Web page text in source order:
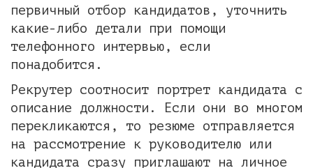
первичный отбор кандидатов, уточнить
какие-либо детали при помощи
телефонного интервью, если
понадобится.
Рекрутер соотносит портрет кандидата с
описание должности. Если они во многом
перекликаются, то резюме отправляется
на рассмотрение к руководителю или
кандидата сразу приглашают на личное